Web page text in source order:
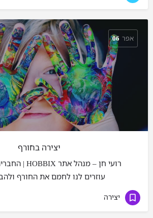
אפר 06
יצירה בחורף
עוזרים לנו לחמם את החורף
יצירה